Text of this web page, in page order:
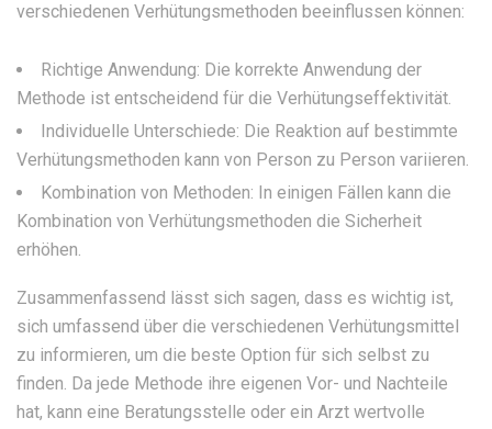
verschiedenen Verhütungsmethoden beeinflussen können:
Richtige Anwendung: Die korrekte Anwendung der
Methode ist entscheidend für die Verhütungseffektivität.
Individuelle Unterschiede: Die Reaktion auf bestimmte
Verhütungsmethoden kann von Person zu Person variieren.
Kombination von Methoden: In einigen Fällen kann die
Kombination von Verhütungsmethoden die Sicherheit
erhöhen.
Zusammenfassend lässt sich sagen, dass es wichtig ist,
sich umfassend über die verschiedenen Verhütungsmittel
zu informieren, um die beste Option für sich selbst zu
finden. Da jede Methode ihre eigenen Vor- und Nachteile
hat, kann eine Beratungsstelle oder ein Arzt wertvolle